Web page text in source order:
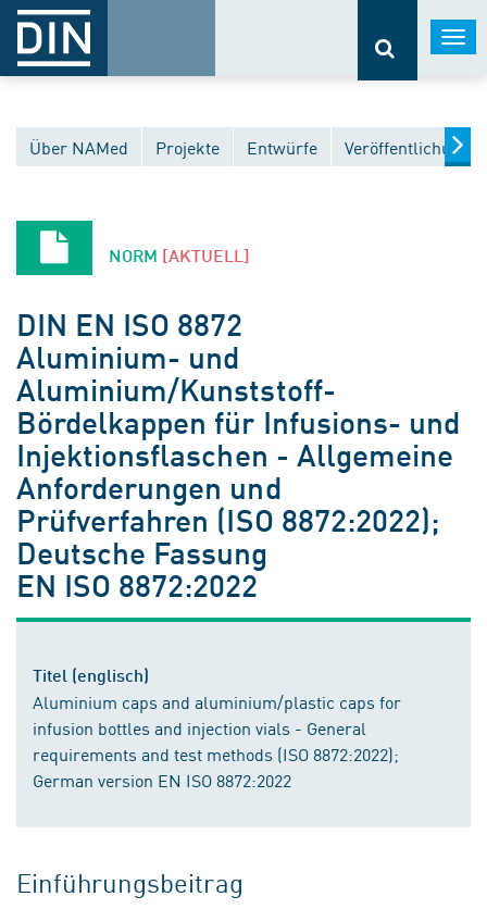
Über NAMed Projekte Entwürfe
NORM [AKTUELL]
DIN EN ISO 8872
Aluminium- und
Aluminium/Kunststoff-
Bördelkappen für Infusions- und
Injektionsflaschen - Allgemeine
Anforderungen und
Prüfverfahren (ISO 8872:2022);
Deutsche Fassung
EN ISO 8872:2022
Titel (englisch)
Aluminium caps and aluminium/plastic caps for
infusion bottles and injection vials - General
requirements and test methods (ISO 8872:2022);
German version EN ISO 8872:2022
Einführungsbeitrag